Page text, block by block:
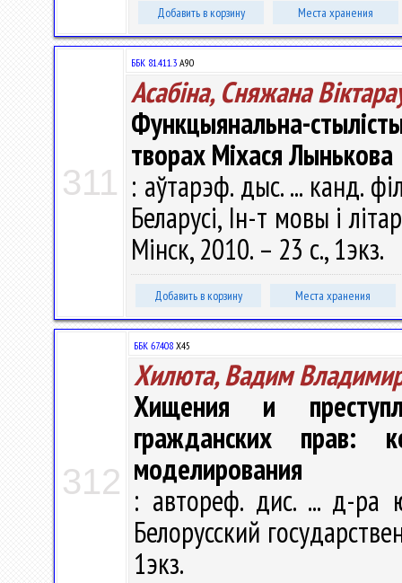
Добавить в корзину Места хранения
311
ББК 81.411.3 А90
Асабіна, Сняжана
Функцыянальна-
творах Міхася Лынькова
: аўтарэф. дыс. ... канд.
Беларусі, Ін-т мовы і
Мінск, 2010. – 23 с., 1экз.
Добавить в корзину Места хранения
312
ББК 67.408 Х45
Хилюта, Вадим
Хищения и
гражданских прав:
моделирования
: автореф. дис. ... д-
Белорусский
1экз.